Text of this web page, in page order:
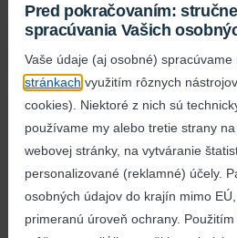
Pred pokračovaním:
spracúvania Vašich
Vaše údaje (aj osobné) spracúvame
stránkach využitím rôznych
cookies). Niektoré z nich sú
používame my alebo tretie strany
webovej stránky, na vytváranie
personalizované (reklamné) účely.
osobných údajov do krajín mimo
primeranú úroveň ochrany. Použitím
Každá terapia, rehabilitácia či
predstavujú pre Sárku ďalší
je síce náročnejšia, no s
profesionálov môže naplno
Aj preto nás Viktória
2 500 eur z grantového
v dobrých rukách –pre svoju
jej vyhoveli. Teraz bude môcť
ďalších podporných aktivít a
za iných okolností rodinný